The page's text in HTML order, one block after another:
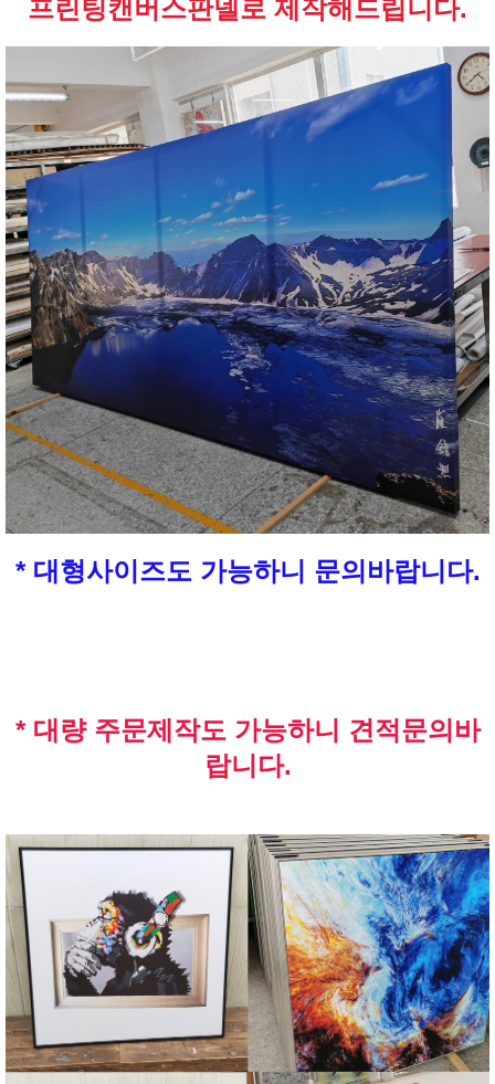
프린팅캔버스판넬로 제작해드립니다.
* 대형사이즈도 가능하니 문의바랍니다.
* 대량 주문제작도 가능하니 견적문의바
랍니다.